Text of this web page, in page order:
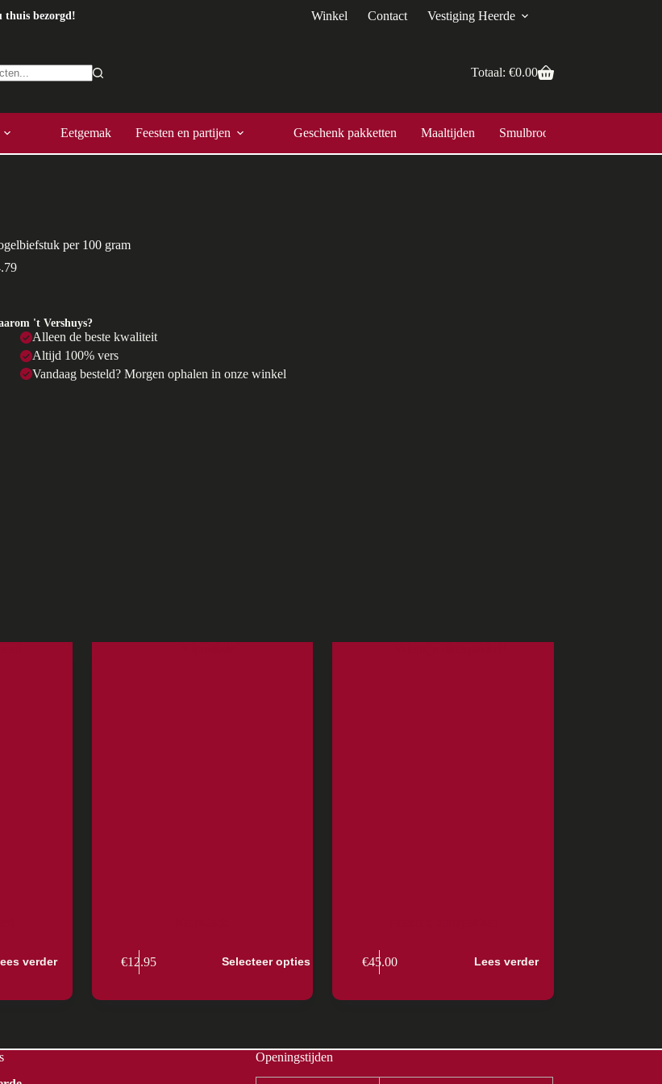
thuis bezorgd! Winkel Contact Vestiging Heerde
Totaal: €0.00
Eetgemak Feesten en partijen Geschenk pakketten Maaltijden Smulbroodjes
per 100 gram
't Vershuys?
Alleen de beste kwaliteit
Altijd 100% vers
Vandaag besteld? Morgen ophalen in onze winkel
verder €12.95 Selecteer opties €45.00 Lees verder
Openingstijden